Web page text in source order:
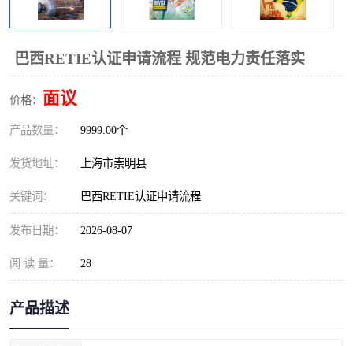
巴西RETIE认证申请流程 规范电力责任落实
价格： 面议
产品数量： 9999.00个
发货地址： 上海市崇明县
关键词： 巴西RETIE认证申请流程
发布日期： 2026-08-07
阅 读 量： 28
产品描述